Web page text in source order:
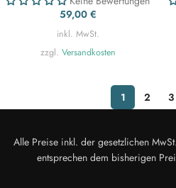
59,00 €
inkl. MwSt.
zzgl. Versandkosten
1 2 3
Alle Preise inkl. der gesetzlichen
entsprechen dem bisherigen